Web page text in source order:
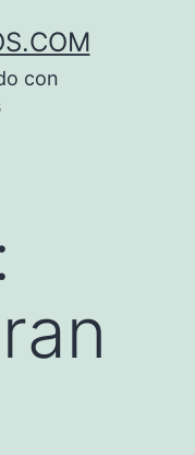
con